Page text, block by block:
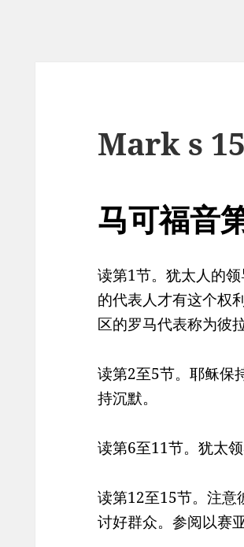
Mark s 15
马可福音
读第1节。犹太人的
的代表人才有这个权
区的罗马代表称为彼拉
读第2至5节。耶稣保
持沉默。
读第6至11节。犹太
读第12至15节。注意
讨好群众。参阅以赛